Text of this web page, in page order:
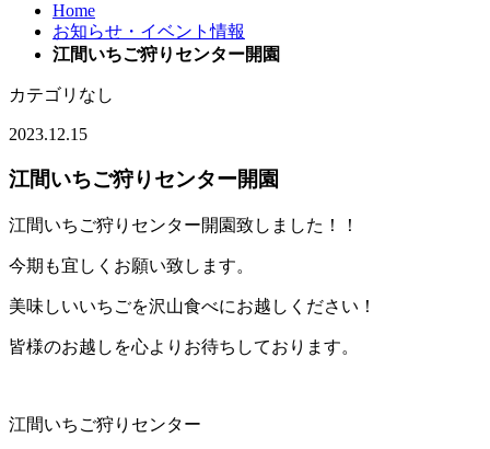
Home
お知らせ・イベント情報
江間いちご狩りセンター開園
カテゴリなし
2023.12.15
江間いちご狩りセンター開園
江間いちご狩りセンター開園致しました！！
今期も宜しくお願い致します。
美味しいいちごを沢山食べにお越しください！
皆様のお越しを心よりお待ちしております。
江間いちご狩りセンター